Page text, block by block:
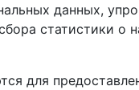
данных,
статистики о
для